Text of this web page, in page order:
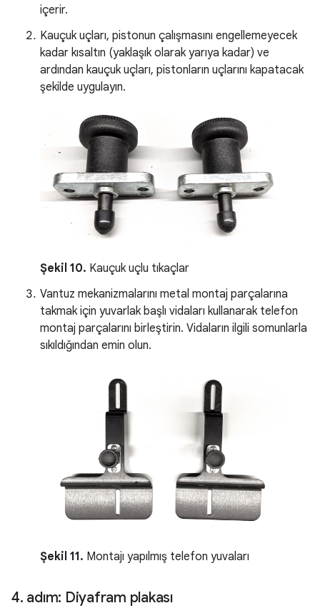
içerir.
Kauçuk uçları, pistonun çalışmasını engellemeyecek
kadar kısaltın (yaklaşık olarak yarıya kadar) ve
ardından kauçuk uçları, pistonların uçlarını kapatacak
şekilde uygulayın.
Şekil 10. Kauçuk uçlu tıkaçlar
Vantuz mekanizmalarını metal montaj parçalarına
takmak için yuvarlak başlı vidaları kullanarak telefon
montaj parçalarını birleştirin. Vidaların ilgili somunlarla
sıkıldığından emin olun.
Şekil 11. Montajı yapılmış telefon yuvaları
4. adım: Diyafram plakası